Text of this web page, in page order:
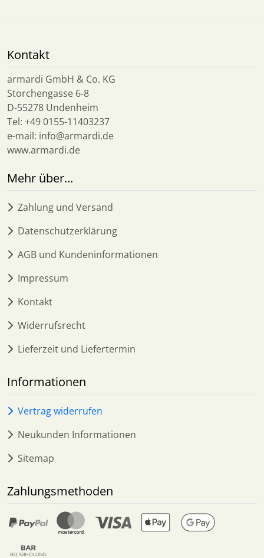
Kontakt
armardi GmbH & Co. KG
Storchengasse 6-8
D-55278 Undenheim
Tel: +49 0155-11403237
e-mail: info@armardi.de
www.armardi.de
Mehr über...
Zahlung und Versand
Datenschutzerklärung
AGB und Kundeninformationen
Impressum
Kontakt
Widerrufsrecht
Lieferzeit und Liefertermin
Informationen
Vertrag widerrufen
Neukunden Informationen
Sitemap
Zahlungsmethoden